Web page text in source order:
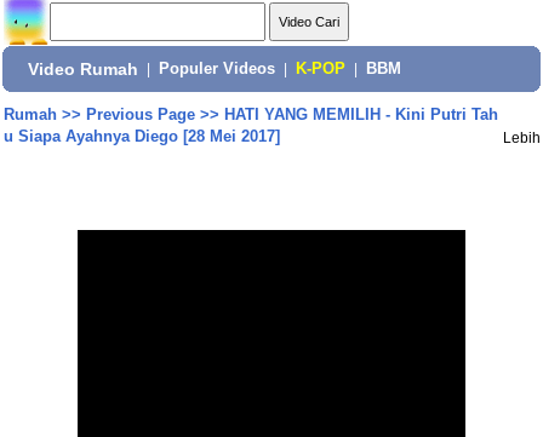
Video Rumah Populer Videos K-POP BBM
Rumah>> Previous Page>> HATI YANG MEMILIH - Kini Putri Tah
u Siapa Ayahnya Diego [28 Mei 2017]
Lebih